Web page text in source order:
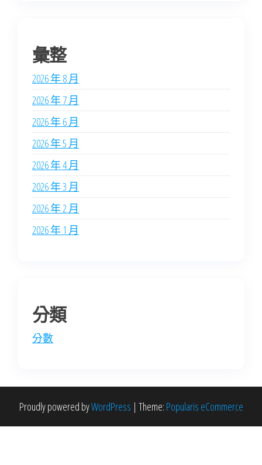
彙整
2026 年 8 月
2026 年 7 月
2026 年 6 月
2026 年 5 月
2026 年 4 月
2026 年 3 月
2026 年 2 月
2026 年 1 月
分類
分數
Proudly powered byWordPress | Theme: Popularis eCommerce